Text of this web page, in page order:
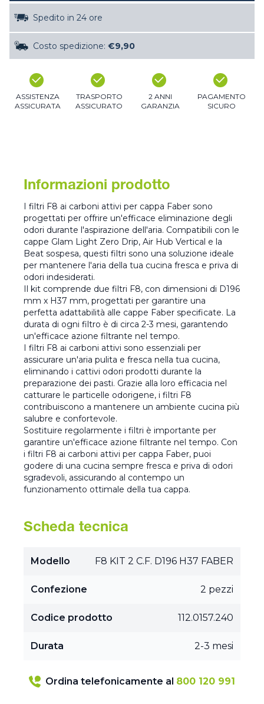
Spedito in 24 ore
Costo spedizione: €9,90
ASSISTENZA
ASSICURATA
TRASPORTO
ASSICURATO
2 ANNI
GARANZIA
PAGAMENTO
SICURO
Informazioni prodotto
I filtri F8 ai carboni attivi per cappa Faber sono
progettati per offrire un'efficace eliminazione degli
odori durante l'aspirazione dell'aria. Compatibili con le
cappe Glam Light Zero Drip, Air Hub Vertical e la
Beat sospesa, questi filtri sono una soluzione ideale
per mantenere l'aria della tua cucina fresca e priva di
odori indesiderati.
Il kit comprende due filtri F8, con dimensioni di D196
mm x H37 mm, progettati per garantire una
perfetta adattabilità alle cappe Faber specificate. La
durata di ogni filtro è di circa 2-3 mesi, garantendo
un'efficace azione filtrante nel tempo.
I filtri F8 ai carboni attivi sono essenziali per
assicurare un'aria pulita e fresca nella tua cucina,
eliminando i cattivi odori prodotti durante la
preparazione dei pasti. Grazie alla loro efficacia nel
catturare le particelle odorigene, i filtri F8
contribuiscono a mantenere un ambiente cucina più
salubre e confortevole.
Sostituire regolarmente i filtri è importante per
garantire un'efficace azione filtrante nel tempo. Con
i filtri F8 ai carboni attivi per cappa Faber, puoi
godere di una cucina sempre fresca e priva di odori
sgradevoli, assicurando al contempo un
funzionamento ottimale della tua cappa.
Scheda tecnica
Modello F8 KIT 2 C.F. D196 H37 FABER
Confezione 2 pezzi
Codice prodotto 112.0157.240
Durata 2-3 mesi
Ordina telefonicamente al 800 120 991